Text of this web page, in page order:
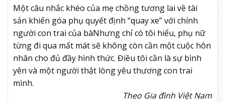
Một câu nhắc khéo của mẹ chồng tương lai về tài
sản khiến góa phụ quyết định “quay xe” với chính
người con trai của bàNhưng chỉ có tôi hiểu, phụ nữ
từng đi qua mất mát sẽ không còn cần một cuộc hôn
nhân cho đủ đầy hình thức. Điều tôi cần là sự bình
yên và một người thật lòng yêu thương con trai
mình.
Theo Gia đình Việt Nam